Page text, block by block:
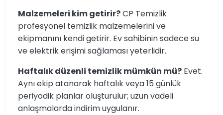
Malzemeleri kim getirir?CP Temizlik
profesyonel temizlik malzemelerini ve
ekipmanını kendi getirir. Ev sahibinin sadece su
ve elektrik erişimi sağlaması yeterlidir.
Haftalık düzenli temizlik mümkün mü? Evet.
Aynı ekip atanarak haftalık veya 15 günlük
periyodik planlar oluşturulur; uzun vadeli
anlaşmalarda indirim uygulanır.